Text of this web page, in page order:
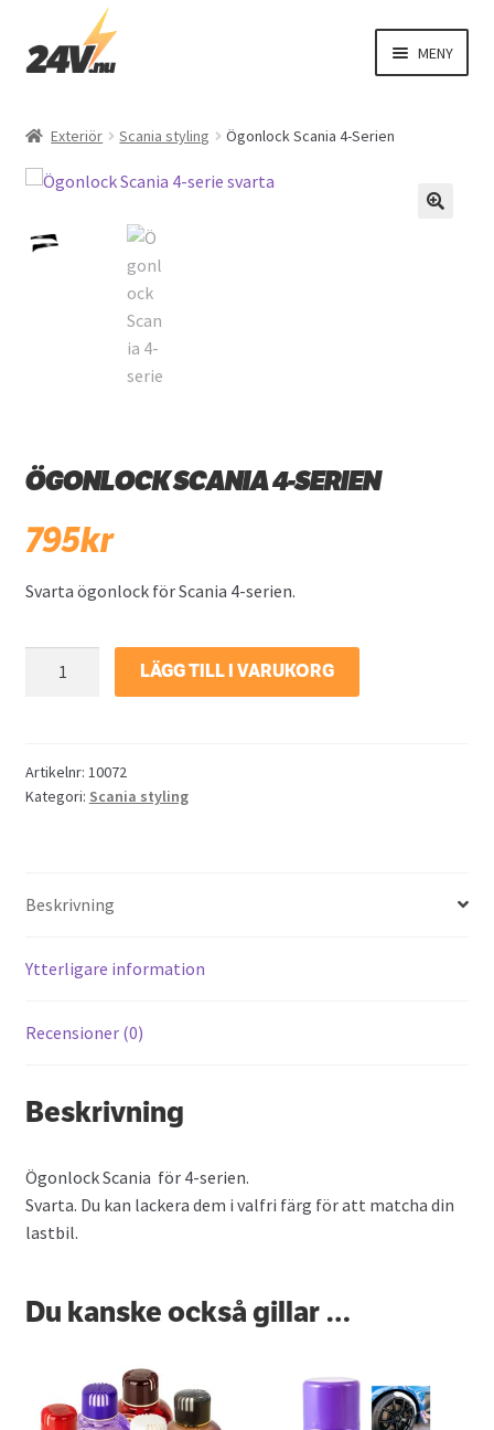
Hoppa
till
Hoppa
till
MENY
El
Exteriör Scania styling Ögonlock Scania 4-Serien
ÖGONLOCK SCANIA 4-SERIEN
795kr
Svarta ögonlock för Scania 4-serien.
mängd
LÄGG TILL I VARUKORG
Artikelnr: 10072
Kategori: Scania styling
Beskrivning
Ytterligare information
Recensioner (0)
Beskrivning
Ögonlock Scania för 4-serien.
Svarta. Du kan lackera dem i valfri färg för att matcha din
lastbil.
Du kanske också gillar …